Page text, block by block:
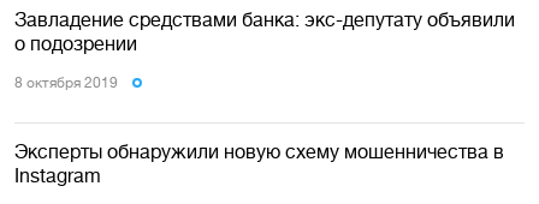
Завладение средствами банка: экс-депутату объявили
о подозрении
8 октября 2019
Эксперты обнаружили новую схему мошенничества в
Instagram